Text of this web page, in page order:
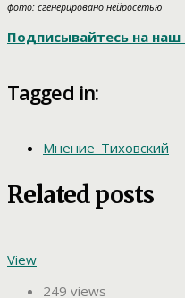
фото: сгенерировано нейросетью
Подписывайтесь на
Tagged in:
Мнение_Тиховский
Related posts
View
249 views